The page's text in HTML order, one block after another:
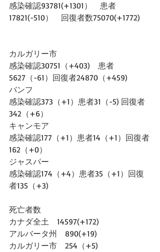
感染確認93781(+1301）　患者
17821(-510）　回復者数75070(+1772)
カルガリー市
感染確認30751（+403)　患者
5627（-61）回復者24870（+459)
バンフ
感染確認373（+1）患者31（-5) 回復者
342（+6）
キャンモア
感染確認177（+1）患者14（+1）回復者
162（+0）
ジャスパー
感染確認174（+4）患者35（+1）回復
者135（+3)
死亡者数
カナダ全土　14597(+172)
アルバータ州　890(+19)
カルガリー市　254（+5)